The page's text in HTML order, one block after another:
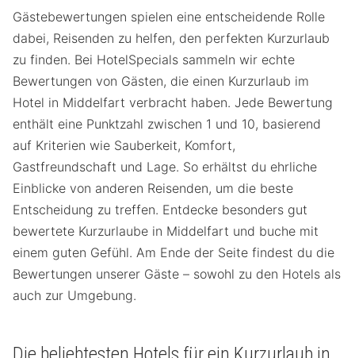
Gästebewertungen spielen eine entscheidende Rolle
dabei, Reisenden zu helfen, den perfekten Kurzurlaub
zu finden. Bei HotelSpecials sammeln wir echte
Bewertungen von Gästen, die einen Kurzurlaub im
Hotel in Middelfart verbracht haben. Jede Bewertung
enthält eine Punktzahl zwischen 1 und 10, basierend
auf Kriterien wie Sauberkeit, Komfort,
Gastfreundschaft und Lage. So erhältst du ehrliche
Einblicke von anderen Reisenden, um die beste
Entscheidung zu treffen. Entdecke besonders gut
bewertete Kurzurlaube in Middelfart und buche mit
einem guten Gefühl. Am Ende der Seite findest du die
Bewertungen unserer Gäste – sowohl zu den Hotels als
auch zur Umgebung.